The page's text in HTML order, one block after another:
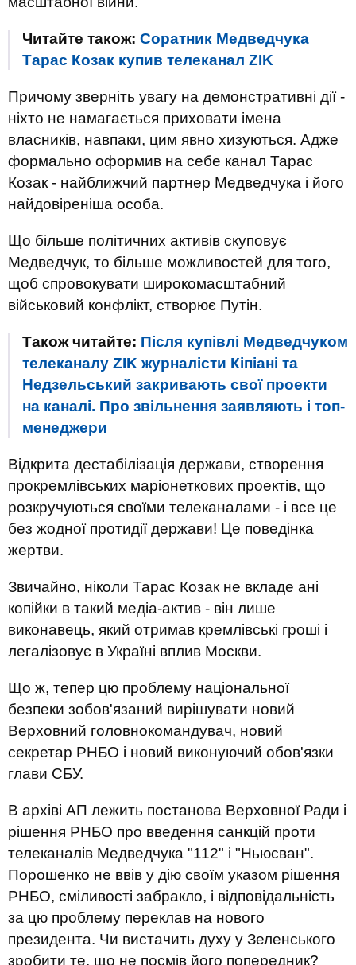
Читайте також: Соратник Медведчука
Тарас Козак купив телеканал ZIK
Причому зверніть увагу на демонстративні дії -
ніхто не намагається приховати імена
власників, навпаки, цим явно хизуються. Адже
формально оформив на себе канал Тарас
Козак - найближчий партнер Медведчука і його
найдовіреніша особа.
Що більше політичних активів скуповує
Медведчук, то більше можливостей для того,
щоб спровокувати широкомасштабний
військовий конфлікт, створює Путін.
Також читайте: Після купівлі Медведчуком
телеканалу ZIK журналісти Кіпіані та
Недзельський закривають свої проекти
на каналі. Про звільнення заявляють і топ-
менеджери
Відкрита дестабілізація держави, створення
прокремлівських маріонеткових проектів, що
розкручуються своїми телеканалами - і все це
без жодної протидії держави! Це поведінка
жертви.
Звичайно, ніколи Тарас Козак не вкладе ані
копійки в такий медіа-актив - він лише
виконавець, який отримав кремлівські гроші і
легалізовує в Україні вплив Москви.
Що ж, тепер цю проблему національної
безпеки зобов'язаний вирішувати новий
Верховний головнокомандувач, новий
секретар РНБО і новий виконуючий обов'язки
глави СБУ.
В архіві АП лежить постанова Верховної Ради і
рішення РНБО про введення санкцій проти
телеканалів Медведчука "112" і "Ньюсван".
Порошенко не ввів у дію своїм указом рішення
РНБО, сміливості забракло, і відповідальність
за цю проблему переклав на нового
президента. Чи вистачить духу у Зеленського
зробити те, що не посмів його попередник?